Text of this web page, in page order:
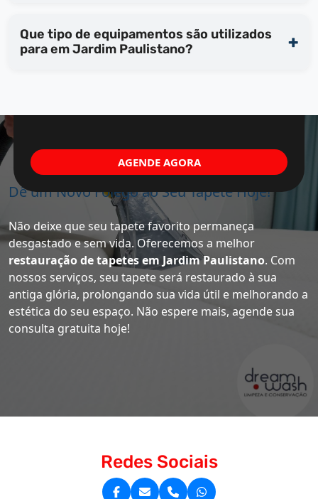
Que tipo de equipamentos são utilizados
para em Jardim Paulistano?
Dê um Novo Fôlego ao Seu Tapete Hoje!
Não deixe que seu tapete favorito permaneça
desgastado e sem vida. Oferecemos a melhor
restauração de tapetes em Jardim Paulistano. Com
nossos serviços, seu tapete será restaurado à sua
antiga glória, prolongando sua vida útil e melhorando a
estética do seu espaço. Não espere mais, agende sua
consulta gratuita hoje!
AGENDE AGORA
Redes Sociais